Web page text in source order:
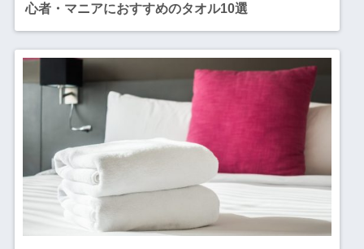
心者・マニアにおすすめのタオル10選